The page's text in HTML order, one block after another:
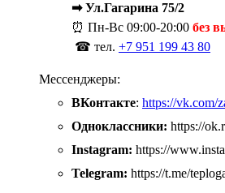
➡ Ул.Гагарина 75/2
⏰ Пн-Вс 09:00-20:00 без
☎ тел. +7 951 199 43 80
Мессенджеры:
ВКонтакте: https://vk.com/
Одноклассники: https://
Instagram: https://
Telegram: https://t.me/